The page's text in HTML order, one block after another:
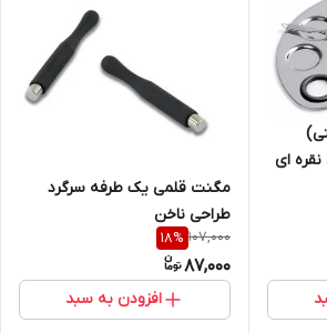
ای
مگنت قلمی یک طرفه سرگرد
طراحی ناخن
107,000
18%
87,000
افزودن به سبد